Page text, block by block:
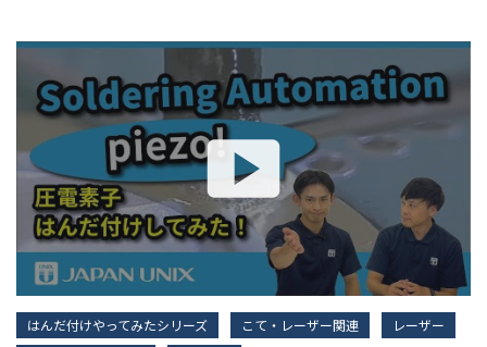
はんだ付けやってみたシリーズ こて・レーザー関連
レーザー